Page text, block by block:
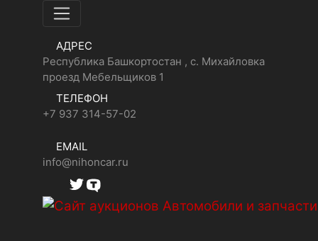
АДРЕС
Республика Башкортостан , с. Михайловка
проезд Мебельщиков 1
ТЕЛЕФОН
+7 937 314-57-02
EMAIL
info@nihoncar.ru